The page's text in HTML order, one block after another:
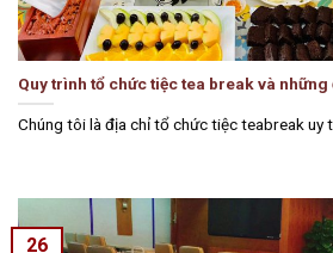
Quy trình tổ chức tiệc tea break và những
Chúng tôi là địa chỉ tổ chức tiệc teabreak uy
26